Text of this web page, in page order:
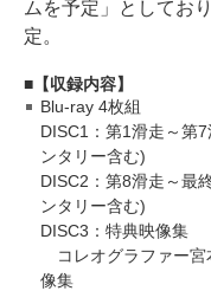
ムを予定」としてお
定。
【収録内容】
Blu-ray 4枚組
DISC1：第1滑走～第
ンタリー含む)
DISC2：第8滑走～最
ンタリー含む)
DISC3：特典映像集
コレオグラファー宮
像集